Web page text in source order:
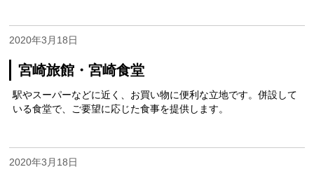
宮崎旅館・宮崎食堂
2020年3月18日
駅やスーパーなどに近く、お買い物に便利な立地です。併設して
いる食堂で、ご要望に応じた食事を提供します。
2020年3月18日